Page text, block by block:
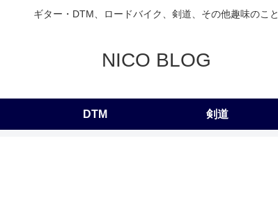
ギター・DTM、ロードバイク、剣道、その他趣味のこと
NICO BLOG
DTM 剣道